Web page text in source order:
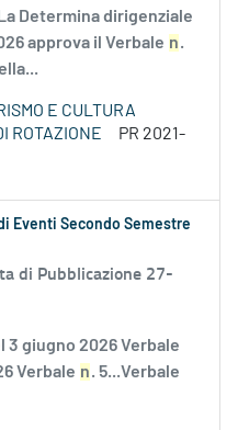
Determina dirigenziale
approva il Verbale n.
E CULTURA
ROTAZIONE
PR 2021-
Eventi Secondo Semestre
di Pubblicazione 27-
3 giugno 2026 Verbale
Verbale n. 5...Verbale